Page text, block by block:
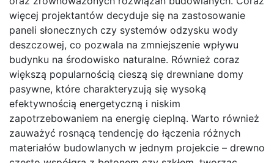
więcej projektantów decyduje się na zastosowanie
paneli słonecznych czy systemów odzysku wody
deszczowej, co pozwala na zmniejszenie wpływu
budynku na środowisko naturalne. Również coraz
większą popularnością cieszą się drewniane domy
pasywne, które charakteryzują się wysoką
efektywnością energetyczną i niskim
zapotrzebowaniem na energię cieplną. Warto również
zauważyć rosnącą tendencję do łączenia różnych
materiałów budowlanych w jednym projekcie – drewno